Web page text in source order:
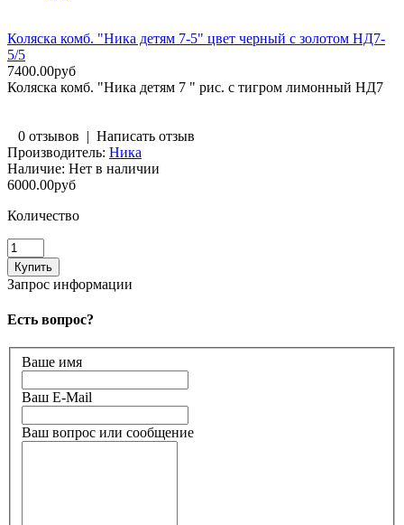
Коляска комб. "Ника детям 7-5" цвет черный с золотом НД7-
5/5
7400.00руб
Коляска комб. "Ника детям 7 " рис. с тигром лимонный НД7
0 отзывов | Написать отзыв
Производитель: Ника
Наличие: Нет в наличии
6000.00руб
Количество
Запрос информации
Есть вопрос?
Ваше имя
Ваш E-Mail
Ваш вопрос или сообщение